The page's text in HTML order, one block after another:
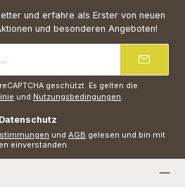
und erfahre als Erster von neuen
und besonderen Angeboten!
geschützt. Es gelten die
und Nutzungsbedingungen.
Datenschutz
und AGB gelesen und bin mit
einverstanden.